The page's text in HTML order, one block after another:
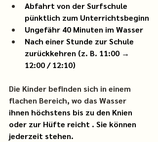
Abfahrt von der Surfschule
pünktlich zum Unterrichtsbeginn
Ungefähr 40 Minuten im Wasser
Nach einer Stunde zur Schule
zurückkehren (z. B. 11:00 →
12:00 / 12:10)
Die Kinder befinden sich in einem
flachen Bereich, wo das Wasser
ihnen höchstens bis zu den Knien
oder zur Hüfte reicht . Sie können
jederzeit stehen.